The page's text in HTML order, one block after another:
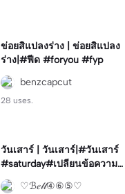
ข่อยสิแปลงร่าง | ข่อยสิแปลง
ร่าง|#ฟีด #foryou #fyp
benzcapcut
28 uses.
วันเสาร์ | วันเสาร์|#วันเสาร์
#saturday#เปลียนข้อความไ
ด้#สวัสดี#ทักทาย
♡ℬ𝑒𝓁𝓁④⑥⑤♡